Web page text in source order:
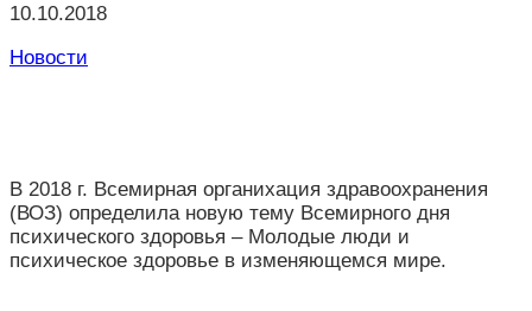
10.10.2018
Новости
В 2018 г. Всемирная органихация здравоохранения
(ВОЗ) определила новую тему Всемирного дня
психического здоровья – Молодые люди и
психическое здоровье в изменяющемся мире.